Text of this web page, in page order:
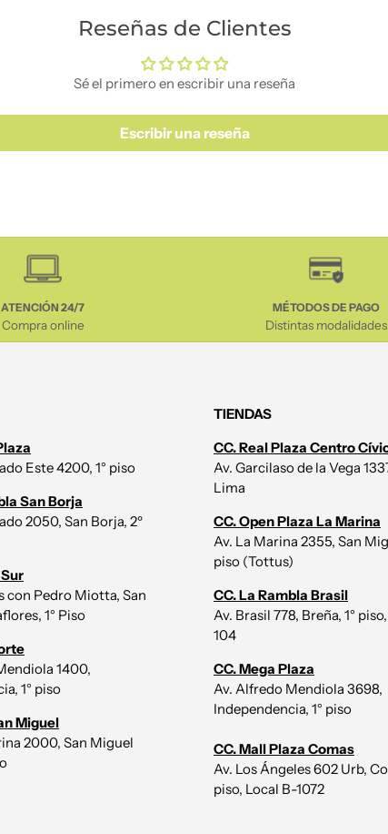
Reseñas de Clientes
Sé el primero en escribir una reseña
Escribir una reseña
ATENCIÓN 24/7
Compra online
MÉTODOS DE PAGO
Distintas modalidades
Este 4200, 1° piso
San Borja
2050, San Borja, 2º
con Pedro Miotta, San
1° Piso
1400,
1° piso
Miguel
2000, San Miguel
TIENDAS
CC. Real Plaza Centro
Av. Garcilaso de la Vega
Lima
CC. Open Plaza La Marina
Av. La Marina 2355, San
piso (Tottus)
CC. La Rambla Brasil
Av. Brasil 778, Breña, 1°
104
CC. Mega Plaza
Av. Alfredo Mendiola 3698,
Independencia, 1° piso
CC. Mall Plaza Comas
Av. Los Ángeles 602 Urb,
piso, Local B-1072